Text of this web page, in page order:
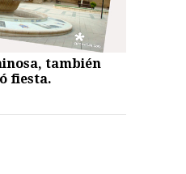
también
fiesta.